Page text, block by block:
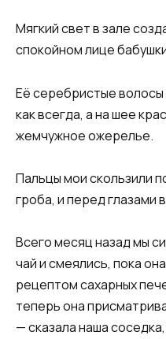
Мягкий свет в зале
спокойном лице
Её серебристые волосы
как всегда, а на шее
жемчужное ожерелье.
Пальцы мои скользили
гроба, и перед глазами
Всего месяц назад мы
чай и смеялись, пока
рецептом сахарных
теперь она
— сказала наша